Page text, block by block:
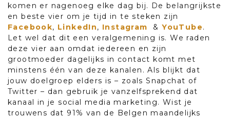
komen er nagenoeg elke dag bij. De belangrijkste
en beste vier om je tijd in te steken zijn
Facebook, LinkedIn, Instagram &YouTube.
Let wel dat dit een veralgemening is. We raden
deze vier aan omdat iedereen en zijn
grootmoeder dagelijks in contact komt met
minstens één van deze kanalen. Als blijkt dat
jouw doelgroep elders is – zoals Snapchat of
Twitter – dan gebruik je vanzelfsprekend dat
kanaal in je social media marketing. Wist je
trouwens dat 91% van de Belgen maandelijks